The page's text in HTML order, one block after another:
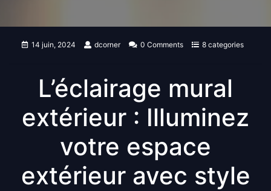
14 juin, 2024 dcorner 0 Comments 8 categories
L’éclairage mural
extérieur : Illuminez
votre espace
extérieur avec style